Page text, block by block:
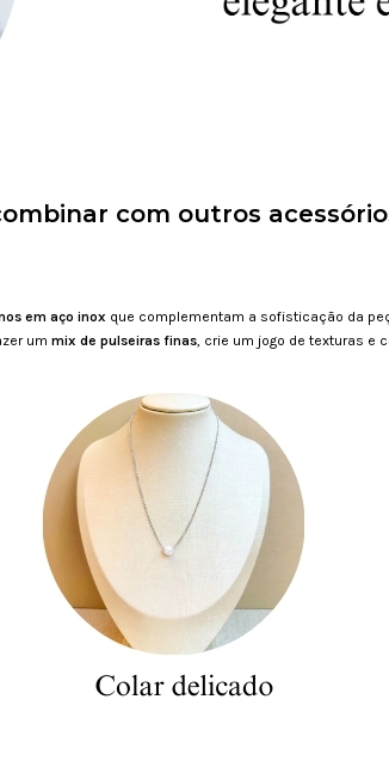
com outros
em aço inox que complementam a sofisticação da
um mix de pulseiras finas , crie um jogo de texturas e